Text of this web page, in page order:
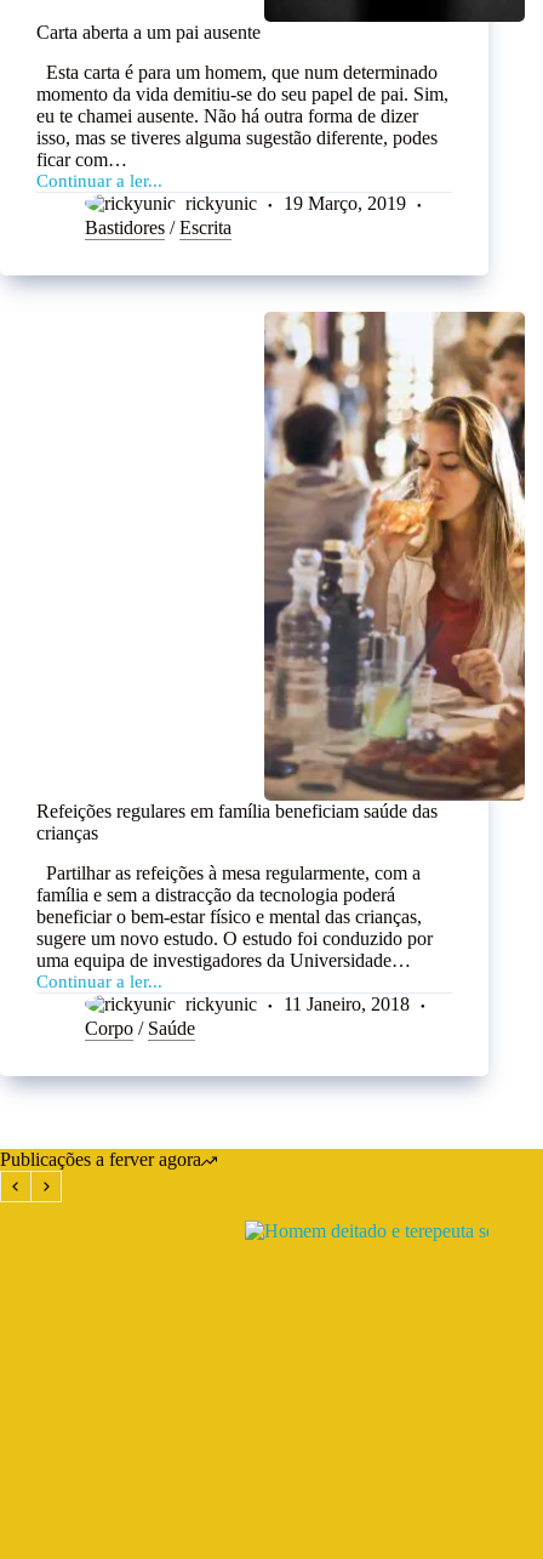
Carta aberta a um pai ausente
Esta carta é para um homem, que num determinado
momento da vida demitiu-se do seu papel de pai. Sim,
eu te chamei ausente. Não há outra forma de dizer
isso, mas se tiveres alguma sugestão diferente, podes
ficar com…
Continuar a ler...
rickyunic
19 Março, 2019
Bastidores /Escrita
Refeições regulares em família beneficiam saúde das
crianças
Partilhar as refeições à mesa regularmente, com a
família e sem a distracção da tecnologia poderá
beneficiar o bem-estar físico e mental das crianças,
sugere um novo estudo. O estudo foi conduzido por
uma equipa de investigadores da Universidade…
Continuar a ler...
rickyunic
11 Janeiro, 2018
Corpo / Saúde
Publicações a ferver agora